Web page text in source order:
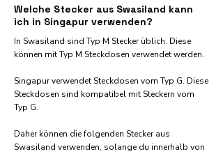
Welche Stecker aus Swasiland kann
ich in Singapur verwenden?
In Swasiland sind Typ M Stecker üblich. Diese
können mit Typ M Steckdosen verwendet werden.
Singapur verwendet Steckdosen vom Typ G. Diese
Steckdosen sind kompatibel mit Steckern vom
Typ G.
Daher können die folgenden Stecker aus
Swasiland verwenden, solange du innerhalb von